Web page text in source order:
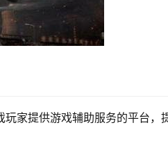
家提供游戏辅助服务的平台，